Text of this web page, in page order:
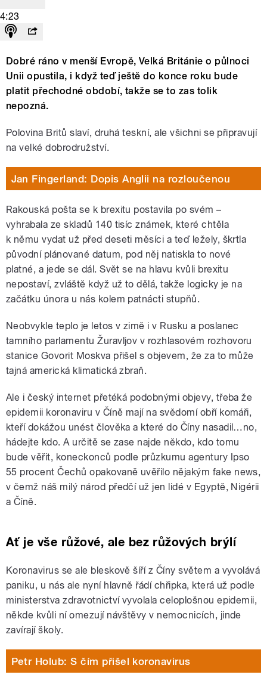
4:23
Dobré ráno v menší Evropě, Velká Británie o půlnoci
Unii opustila, i když teď ještě do konce roku bude
platit přechodné období, takže se to zas tolik
nepozná.
Polovina Britů slaví, druhá teskní, ale všichni se připravují
na velké dobrodružství.
Jan Fingerland: Dopis Anglii na rozloučenou
Rakouská pošta se k brexitu postavila po svém –
vyhrabala ze skladů 140 tisíc známek, které chtěla
k němu vydat už před deseti měsíci a teď ležely, škrtla
původní plánované datum, pod něj natiskla to nové
platné, a jede se dál. Svět se na hlavu kvůli brexitu
nepostaví, zvláště když už to dělá, takže logicky je na
začátku února u nás kolem patnácti stupňů.
Neobvykle teplo je letos v zimě i v Rusku a poslanec
tamního parlamentu Žuravljov v rozhlasovém rozhovoru
stanice Govorit Moskva přišel s objevem, že za to může
tajná americká klimatická zbraň.
Ale i český internet přetéká podobnými objevy, třeba že
epidemii koronaviru v Číně mají na svědomí obří komáři,
kteří dokážou unést člověka a které do Číny nasadil…no,
hádejte kdo. A určitě se zase najde někdo, kdo tomu
bude věřit, koneckonců podle průzkumu agentury Ipso
55 procent Čechů opakovaně uvěřilo nějakým fake news,
v čemž náš milý národ předčí už jen lidé v Egyptě, Nigérii
a Číně.
Ať je vše růžové, ale bez růžových brýlí
Koronavirus se ale bleskově šíří z Číny světem a vyvolává
paniku, u nás ale nyní hlavně řádí chřipka, která už podle
ministerstva zdravotnictví vyvolala celoplošnou epidemii,
někde kvůli ní omezují návštěvy v nemocnicích, jinde
zavírají školy.
Petr Holub: S čím přišel koronavirus